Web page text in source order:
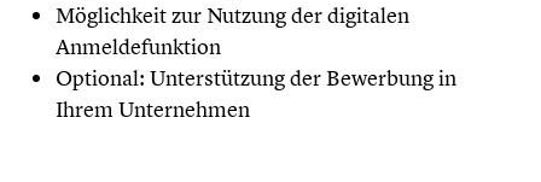
Möglichkeit zur Nutzung der digitalen
Anmeldefunktion
Optional: Unterstützung der Bewerbung in
Ihrem Unternehmen